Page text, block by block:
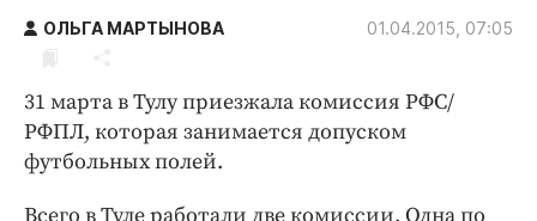
Тульский бренд
ДоброЦентр
Голодный шпион
ОЛЬГА МАРТЫНОВА 01.04.2015, 07:05
31 марта в Тулу приезжала комиссия РФС/
РФПЛ, которая занимается допуском
футбольных полей.